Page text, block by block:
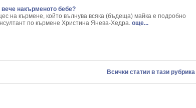
накърменото бебе?
на кърмене, който вълнува всяка (бъдеща) майка е подробно
по кърмене Христина Янева-Хедра. още...
Всички статии в тази рубрика